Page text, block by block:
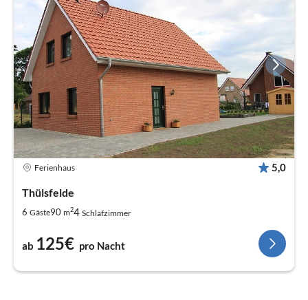
Ferienhaus 5,0
Thülsfelde
6 Gäste90 m24 Schlafzimmer
ab 125€ pro Nacht